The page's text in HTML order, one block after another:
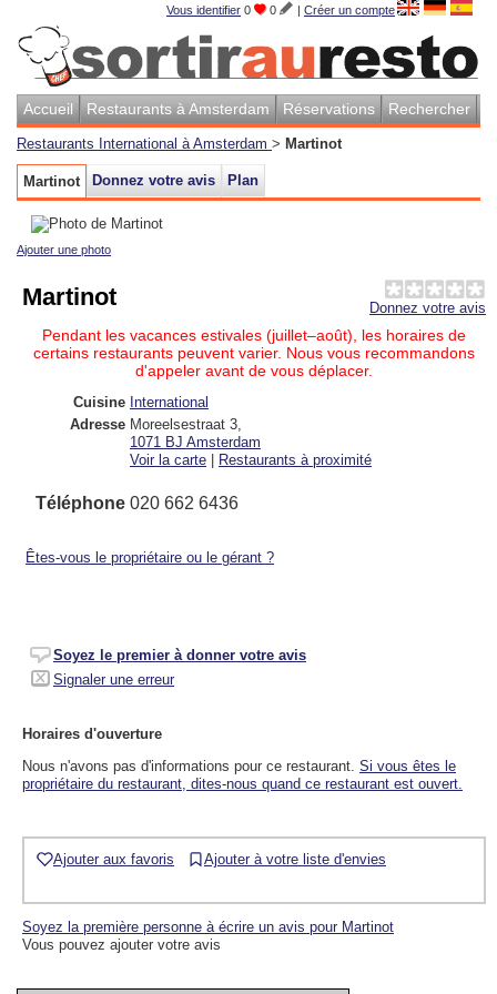
Vous identifier 0 0 | Créer un compte
Accueil Restaurants à Amsterdam Réservations Rechercher
Restaurants International à Amsterdam > Martinot
Martinot Donnez votre avis Plan
Ajouter une photo
Donnez votre avis
Martinot
Pendant les vacances estivales (juillet–août), les horaires de
certains restaurants peuvent varier. Nous vous recommandons
d'appeler avant de vous déplacer.
Cuisine International
Adresse Moreelsestraat 3
1071 BJ Amsterdam
Voir la carte
Restaurants à proximité
Téléphone 020 662 6436
Êtes-vous le propriétaire ou le gérant ?
Soyez le premier à donner votre avis
Signaler une erreur
Horaires d'ouverture
Nous n'avons pas d'informations pour ce restaurant. Si vous êtes le
propriétaire du restaurant, dites-nous quand ce restaurant est ouvert.
Ajouter aux favoris Ajouter à votre liste d'envies
Soyez la première personne à écrire un avis pour Martinot
Vous pouvez ajouter votre avis